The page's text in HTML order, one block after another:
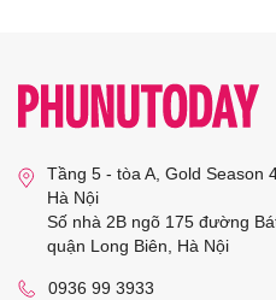
Tầng 5 - tòa A, Gold Season
Hà Nội
Số nhà 2B ngõ 175 đường
quận Long Biên, Hà Nội
0936 99 3933